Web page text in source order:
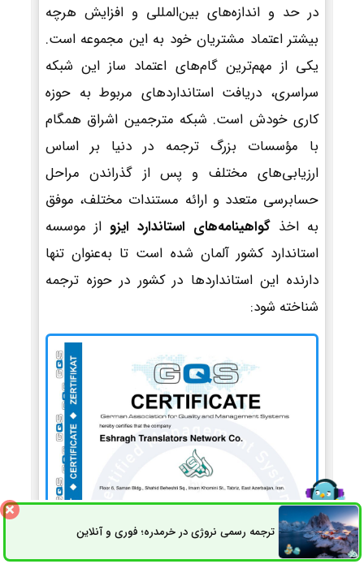
در حد و اندازه‌های بین‌المللی و افزایش هرچه
بیشتر اعتماد مشتریان خود به این مجموعه است.
یکی از مهم‌ترین گام‌های اعتماد ساز این شبکه
سراسری، دریافت استانداردهای مربوط به حوزه
کاری خودش است. شبکه مترجمین اشراق همگام
با مؤسسات بزرگ ترجمه در دنیا بر اساس
ارزیابی‌های مختلف و پس از گذراندن مراحل
حسابرسی متعدد و ارائه مستندات مختلف، موفق
به اخذ گواهینامه‌های استاندارد ایزو از موسسه
استاندارد کشور آلمان شده است تا به‌عنوان تنها
دارنده این استانداردها در کشور در حوزه ترجمه
شناخته شود:
ترجمه رسمی نروژی در خرمدره؛ فوری و آنلاینثبت سفارش راه های ارتباطی